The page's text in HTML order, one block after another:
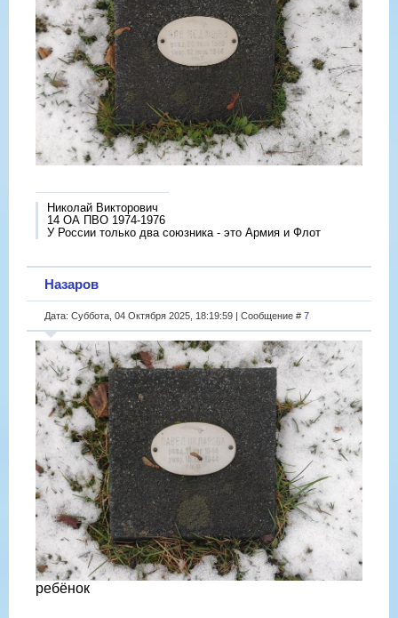
Николай Викторович
14 ОА ПВО 1974-1976
У России только два союзника - это Армия и Флот
Назаров
Дата: Суббота, 04 Октября 2025, 18:19:59 | Сообщение # 7
ребёнок